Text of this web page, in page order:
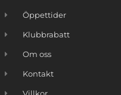
Öppettider
Klubbrabatt
Om oss
Kontakt
Villkor